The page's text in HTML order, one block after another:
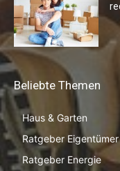
Beliebte Themen
Haus & Garten
Ratgeber Eigentümer
Ratgeber Energie